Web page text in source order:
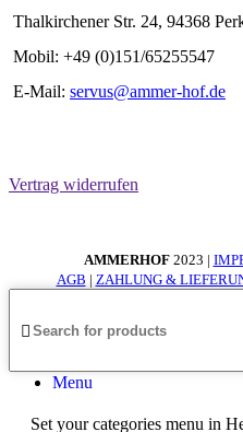
Thalkirchener Str. 24, 94368
Mobil: +49 (0)151/65255547
E-Mail: servus@ammer-hof.de
Vertrag widerrufen
AMMERHOF 2023 |
AGB | ZAHLUNG &
Menu
Set your categories menu in